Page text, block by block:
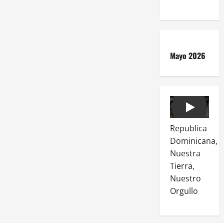
Mayo 2026
Play
Republica
Dominicana,
Nuestra
Tierra,
Nuestro
Orgullo